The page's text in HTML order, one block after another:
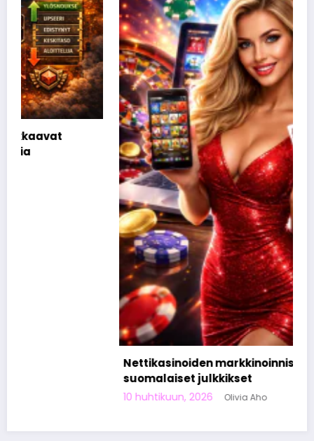
Nettikasinoiden markkinoinnista tunnetut
suomalaiset julkkikset
10 huhtikuun, 2026 Olivia Aho